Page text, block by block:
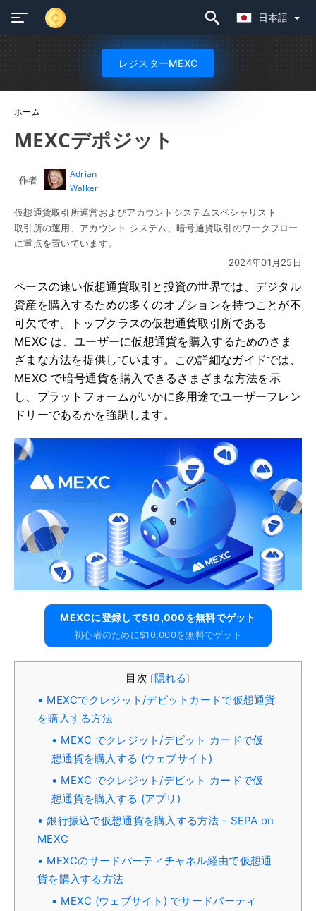
日本語
レジスターMEXC
ホーム
MEXCデポジット
作者
Adrian
Walker
仮想通貨取引所運営およびアカウントシステムスペシャリスト
取引所の運用、アカウント システム、暗号通貨取引のワークフロー
に重点を置いています。
2024年01月25日
ペースの速い仮想通貨取引と投資の世界では、デジタル
資産を購入するための多くのオプションを持つことが不
可欠です。トップクラスの仮想通貨取引所である
MEXC は、ユーザーに仮想通貨を購入するためのさま
ざまな方法を提供しています。この詳細なガイドでは、
MEXC で暗号通貨を購入できるさまざまな方法を示
し、プラットフォームがいかに多用途でユーザーフレン
ドリーであるかを強調します。
MEXCに​​登録して$10,000を無料でゲット
初心者のために$10,000を無料でゲット
目次 [隠れる]
MEXCでクレジット/デビットカードで仮想通貨
を購入する方法
MEXC でクレジット/デビット カードで仮
想通貨を購入する (ウェブサイト)
MEXC でクレジット/デビット カードで仮
想通貨を購入する (アプリ)
銀行振込で仮想通貨を購入する方法 - SEPA on
MEXC
MEXCのサードパーティチャネル経由で仮想通
貨を購入する方法
MEXC (ウェブサイト) でサードパーティ